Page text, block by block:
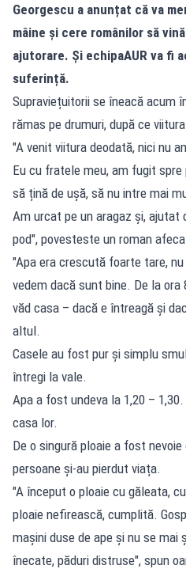
Georgescu a anunțat că va
mâine și cere românilor să
ajutorare. Și echipaAUR va fi
suferință.
Supraviețuitorii se îneacă acum
rămas pe drumuri, după ce
"A venit viitura deodată, nici nu
Eu cu fratele meu, am fugit spre
să țină de ușă, să nu intre mai
Am urcat pe un aragaz și,
pod", povesteste un roman
"Apa era crescută foarte tare,
vedem dacă sunt bine. De la
văd casa – dacă e întreagă și
altul.
Casele au fost pur și simplu
întregi la vale.
Apa a fost undeva la 1,20 –
casa lor.
De o singură ploaie a fost
persoane și-au pierdut viața.
"A început o ploaie cu găleata,
ploaie nefirească, cumplită.
mașini duse de ape și nu se mai
înecate, păduri distruse", spun